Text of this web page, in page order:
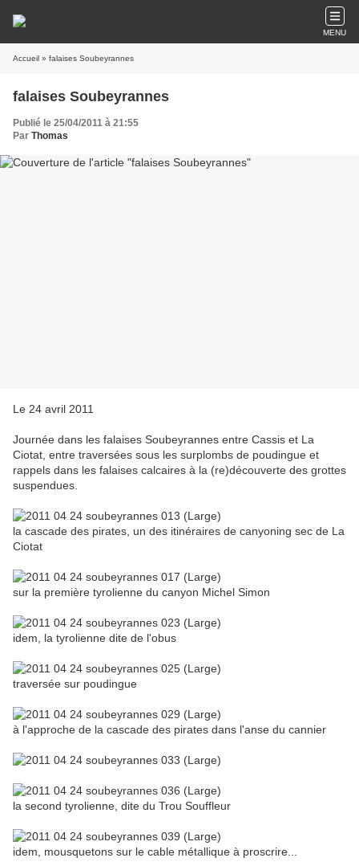
MENU
Accueil » falaises Soubeyrannes
falaises Soubeyrannes
Publié le 25/04/2011 à 21:55
Par Thomas
Le 24 avril 2011
Journée dans les falaises Soubeyrannes entre Cassis et La
Ciotat, entre traversées sous les surplombs de poudingue et
rappels dans les falaises calcaires à la (re)découverte des grottes
suspendues.
la cascade des pirates, un des itinéraires de canyoning sec de La
Ciotat
sur la première tyrolienne du canyon Michel Simon
idem, la tyrolienne dite de l'obus
traversée sur poudingue
à l'approche de la cascade des pirates dans l'anse du cannier
la second tyrolienne, dite du Trou Souffleur
idem, mousquetons sur le cable métallique à proscrire...